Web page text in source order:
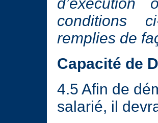
conditions
remplies de
Capacité de
4.5 Afin de
salarié, il